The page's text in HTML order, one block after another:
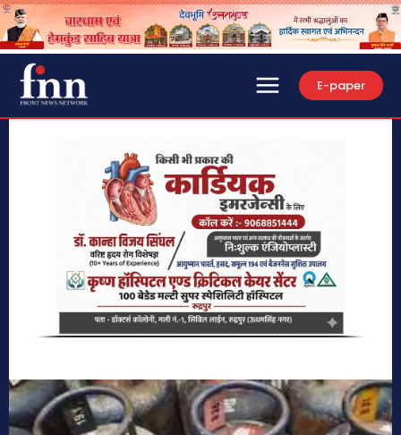
E-paper